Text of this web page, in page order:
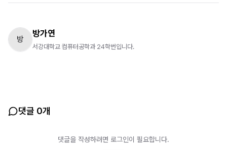
방
방가연
서강대학교 컴퓨터공학과 24학번입니다.
댓글 0개
댓글을 작성하려면 로그인이 필요합니다.